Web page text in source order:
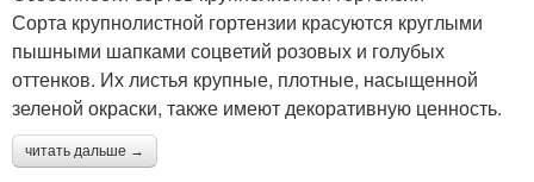
Сорта крупнолистной гортензии красуются круглыми
пышными шапками соцветий розовых и голубых
оттенков. Их листья крупные, плотные, насыщенной
зеленой окраски, также имеют декоративную ценность.
читать дальше →